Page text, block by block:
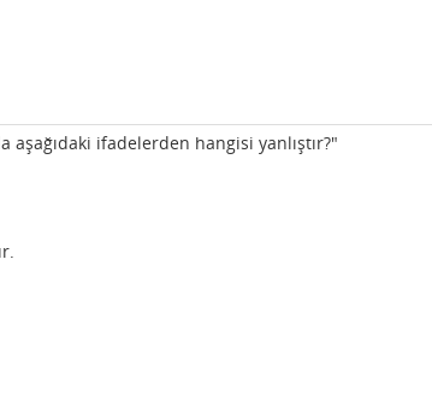
ifadelerden hangisi yanlıştır?"